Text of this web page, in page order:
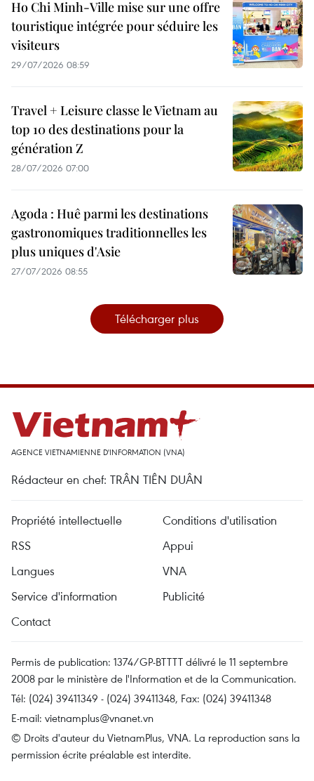
Ho Chi Minh-Ville mise sur une offre
touristique intégrée pour séduire les
visiteurs
29/07/2026 08:59
Travel + Leisure classe le Vietnam au
top 10 des destinations pour la
génération Z
28/07/2026 07:00
Agoda : Huê parmi les destinations
gastronomiques traditionnelles les
plus uniques d'Asie
27/07/2026 08:55
Télécharger plus
AGENCE VIETNAMIENNE D'INFORMATION (VNA)
Rédacteur en chef: TRÂN TIÊN DUÂN
Propriété intellectuelle
Conditions d'utilisation
RSS
Appui
Langues
VNA
Service d'information
Publicité
Contact
Permis de publication: 1374/GP-BTTTT délivré le 11 septembre
2008 par le ministère de l'Information et de la Communication.
Tél: (024) 39411349 - (024) 39411348, Fax: (024) 39411348
E-mail: vietnamplus@vnanet.vn
© Droits d'auteur du VietnamPlus, VNA. La reproduction sans la
permission écrite préalable est interdite.